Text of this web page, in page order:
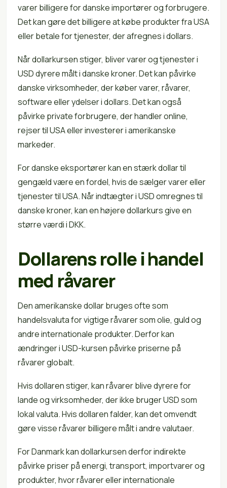
varer billigere for danske importører og forbrugere.
Det kan gøre det billigere at købe produkter fra USA
eller betale for tjenester, der afregnes i dollars.
Når dollarkursen stiger, bliver varer og tjenester i
USD dyrere målt i danske kroner. Det kan påvirke
danske virksomheder, der køber varer, råvarer,
software eller ydelser i dollars. Det kan også
påvirke private forbrugere, der handler online,
rejser til USA eller investerer i amerikanske
markeder.
For danske eksportører kan en stærk dollar til
gengæld være en fordel, hvis de sælger varer eller
tjenester til USA. Når indtægter i USD omregnes til
danske kroner, kan en højere dollarkurs give en
større værdi i DKK.
Dollarens rolle i handel
med råvarer
Den amerikanske dollar bruges ofte som
handelsvaluta for vigtige råvarer som olie, guld og
andre internationale produkter. Derfor kan
ændringer i USD-kursen påvirke priserne på
råvarer globalt.
Hvis dollaren stiger, kan råvarer blive dyrere for
lande og virksomheder, der ikke bruger USD som
lokal valuta. Hvis dollaren falder, kan det omvendt
gøre visse råvarer billigere målt i andre valutaer.
For Danmark kan dollarkursen derfor indirekte
påvirke priser på energi, transport, importvarer og
produkter, hvor råvarer eller internationale